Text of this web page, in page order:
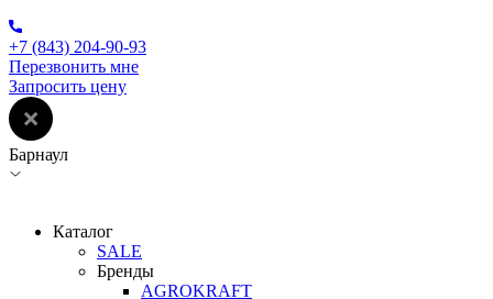
+7 (843) 204-90-93
Перезвонить мне
Запросить цену
Барнаул
Каталог
SALE
Бренды
AGROKRAFT